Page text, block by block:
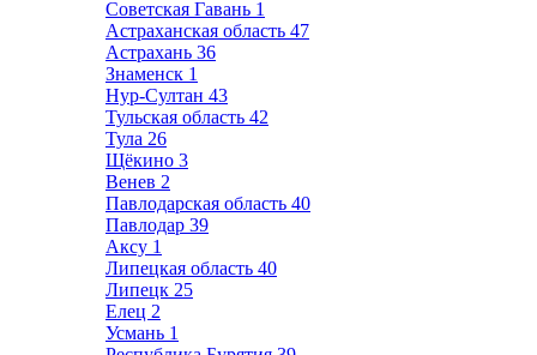
Советская Гавань 1
Астраханская область 47
Астрахань 36
Знаменск 1
Нур-Султан 43
Тульская область 42
Тула 26
Щёкино 3
Венев 2
Павлодарская область 40
Павлодар 39
Аксу 1
Липецкая область 40
Липецк 25
Елец 2
Усмань 1